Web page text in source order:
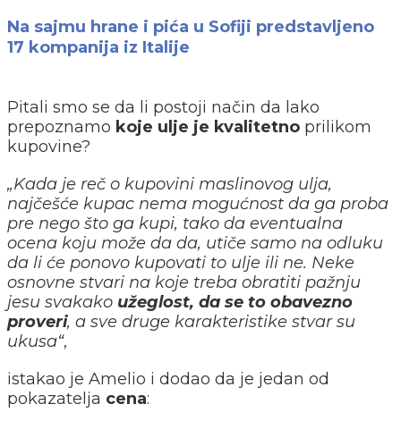
Na sajmu hrane i pića u Sofiji predstavljeno
17 kompanija iz Italije
Pitali smo se da li postoji način da lako
prepoznamo koje ulje je kvalitetno prilikom
kupovine?
„Kada je reč o kupovini maslinovog ulja,
najčešće kupac nema mogućnost da ga proba
pre nego što ga kupi, tako da eventualna
ocena koju može da da, utiče samo na odluku
da li će ponovo kupovati to ulje ili ne. Neke
osnovne stvari na koje treba obratiti pažnju
jesu svakako užeglost, da se to obavezno
proveri, a sve druge karakteristike stvar su
ukusa“,
istakao je Amelio i dodao da je jedan od
pokazatelja cena: